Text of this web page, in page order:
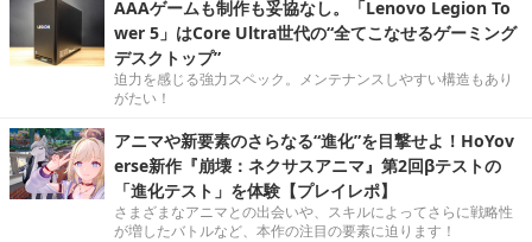
AAAゲームも制作も妥協なし。「Lenovo Legion To
wer 5」はCore Ultra世代の“全てこなせるゲーミング
デスクトップ”
迫力を感じる強力スペック。メンテナンスしやすい構造もあり
がたい！
アニマや新要素のさらなる“進化”を目撃せよ！HoYov
erse新作『崩壊：ネクサスアニマ』第2回βテストの
「進化テスト」を体験【プレイレポ】
さまざまなアニマとの出会いや、スキルによってさらに戦略性
が増したバトルなど、本作の注目の要素に迫ります！